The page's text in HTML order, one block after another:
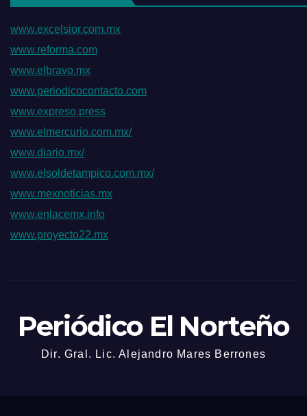
www.excelsior.com.mx
www.reforma.com
www.elbravo.mx
www.periodicocontacto.com
www.expreso.press
www.elmercurio.com.mx/
www.diario.mx/
www.elsoldetampico.com.mx/
www.mexnoticias.mx
www.enlacemx.info
www.proyecto22.mx
Periódico El Norteño
Dir. Gral. Lic. Alejandro Mares Berrones